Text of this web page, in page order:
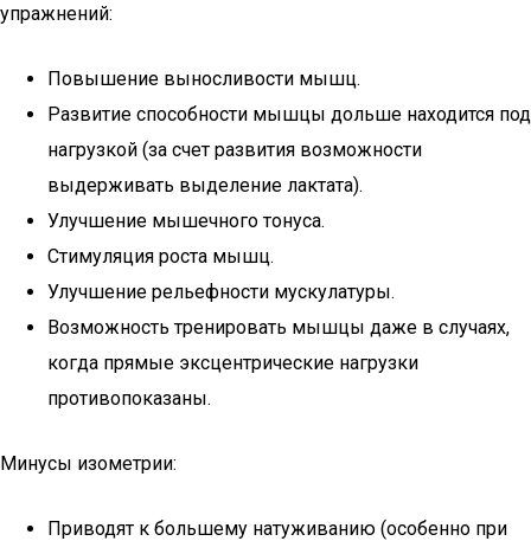
упражнений:
Повышение выносливости мышц.
Развитие способности мышцы дольше находится под
нагрузкой (за счет развития возможности
выдерживать выделение лактата).
Улучшение мышечного тонуса.
Стимуляция роста мышц.
Улучшение рельефности мускулатуры.
Возможность тренировать мышцы даже в случаях,
когда прямые эксцентрические нагрузки
противопоказаны.
Минусы изометрии:
Приводят к большему натуживанию (особенно при